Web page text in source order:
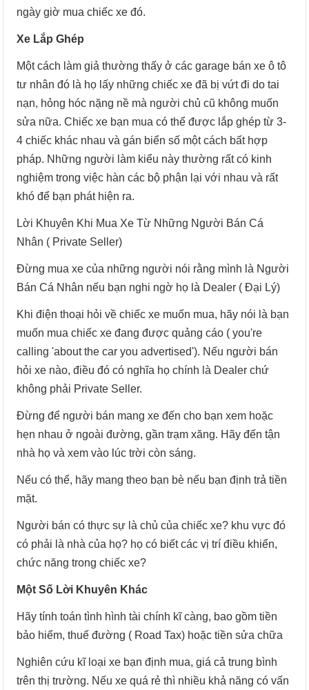
ngày giờ mua chiếc xe đó.
Xe Lắp Ghép
Một cách làm giả thường thấy ở các garage bán xe ô tô
tư nhân đó là họ lấy những chiếc xe đã bị vứt đi do tai
nạn, hỏng hóc nặng nề mà người chủ cũ không muốn
sửa nữa. Chiếc xe bạn mua có thể được lắp ghép từ 3-
4 chiếc khác nhau và gán biển số một cách bất hợp
pháp. Những người làm kiểu này thường rất có kinh
nghiệm trong việc hàn các bộ phận lại với nhau và rất
khó để bạn phát hiện ra.
Lời Khuyên Khi Mua Xe Từ Những Người Bán Cá
Nhân ( Private Seller)
Đừng mua xe của những người nói rằng mình là Người
Bán Cá Nhân nếu bạn nghi ngờ họ là Dealer ( Đại Lý)
Khi điện thoại hỏi về chiếc xe muốn mua, hãy nói là bạn
muốn mua chiếc xe đang được quảng cáo ( you're
calling 'about the car you advertised'). Nếu người bán
hỏi xe nào, điều đó có nghĩa họ chính là Dealer chứ
không phải Private Seller.
Đừng để người bán mang xe đến cho bạn xem hoặc
hẹn nhau ở ngoài đường, gần trạm xăng. Hãy đến tận
nhà họ và xem vào lúc trời còn sáng.
Nếu có thể, hãy mang theo bạn bè nếu bạn định trả tiền
mặt.
Người bán có thực sự là chủ của chiếc xe? khu vực đó
có phải là nhà của họ? họ có biết các vị trí điều khiển,
chức năng trong chiếc xe?
Một Số Lời Khuyên Khác
Hãy tính toán tình hình tài chính kĩ càng, bao gồm tiền
bảo hiểm, thuế đường ( Road Tax) hoặc tiền sửa chữa
Nghiên cứu kĩ loại xe bạn định mua, giá cả trung bình
trên thị trường. Nếu xe quá rẻ thì nhiều khả năng có vấn